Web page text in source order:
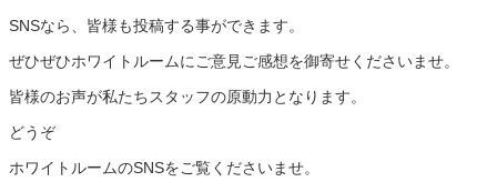
SNSなら、皆様も投稿する事ができます。
ぜひぜひホワイトルームにご意見ご感想を御寄せくださいませ。
皆様のお声が私たちスタッフの原動力となります。
どうぞ
ホワイトルームのSNSをご覧くださいませ。